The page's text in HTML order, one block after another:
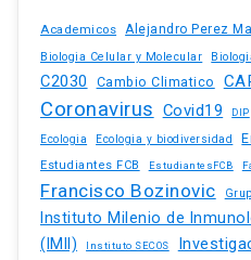
Academicos Alejandro Perez
Biologia Celular y Molecular
C2030 Cambio Climatico
Coronavirus Covid19 DIP
Ecologia Ecologia y biodiversidad
Estudiantes FCB EstudiantesFCB
Francisco Bozinovic
Instituto Milenio de
(IMII)
Instituto SECOS